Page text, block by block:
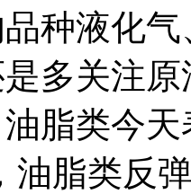
种液化
多关注
脂类今
油脂类反